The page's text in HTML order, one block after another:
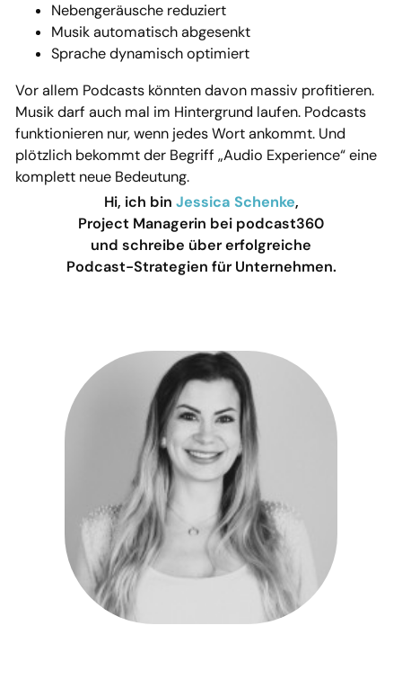
Nebengeräusche reduziert
Musik automatisch abgesenkt
Sprache dynamisch optimiert
Vor allem Podcasts könnten davon massiv profitieren.
Musik darf auch mal im Hintergrund laufen. Podcasts
funktionieren nur, wenn jedes Wort ankommt. Und
plötzlich bekommt der Begriff „Audio Experience“ eine
komplett neue Bedeutung.
Hi, ich bin Jessica Schenke,
Project Managerin bei podcast360
und schreibe über erfolgreiche
Podcast-Strategien für Unternehmen.